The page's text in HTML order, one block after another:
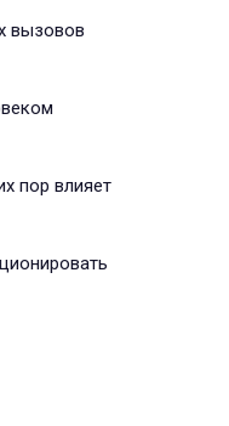
вызовов
пор влияет